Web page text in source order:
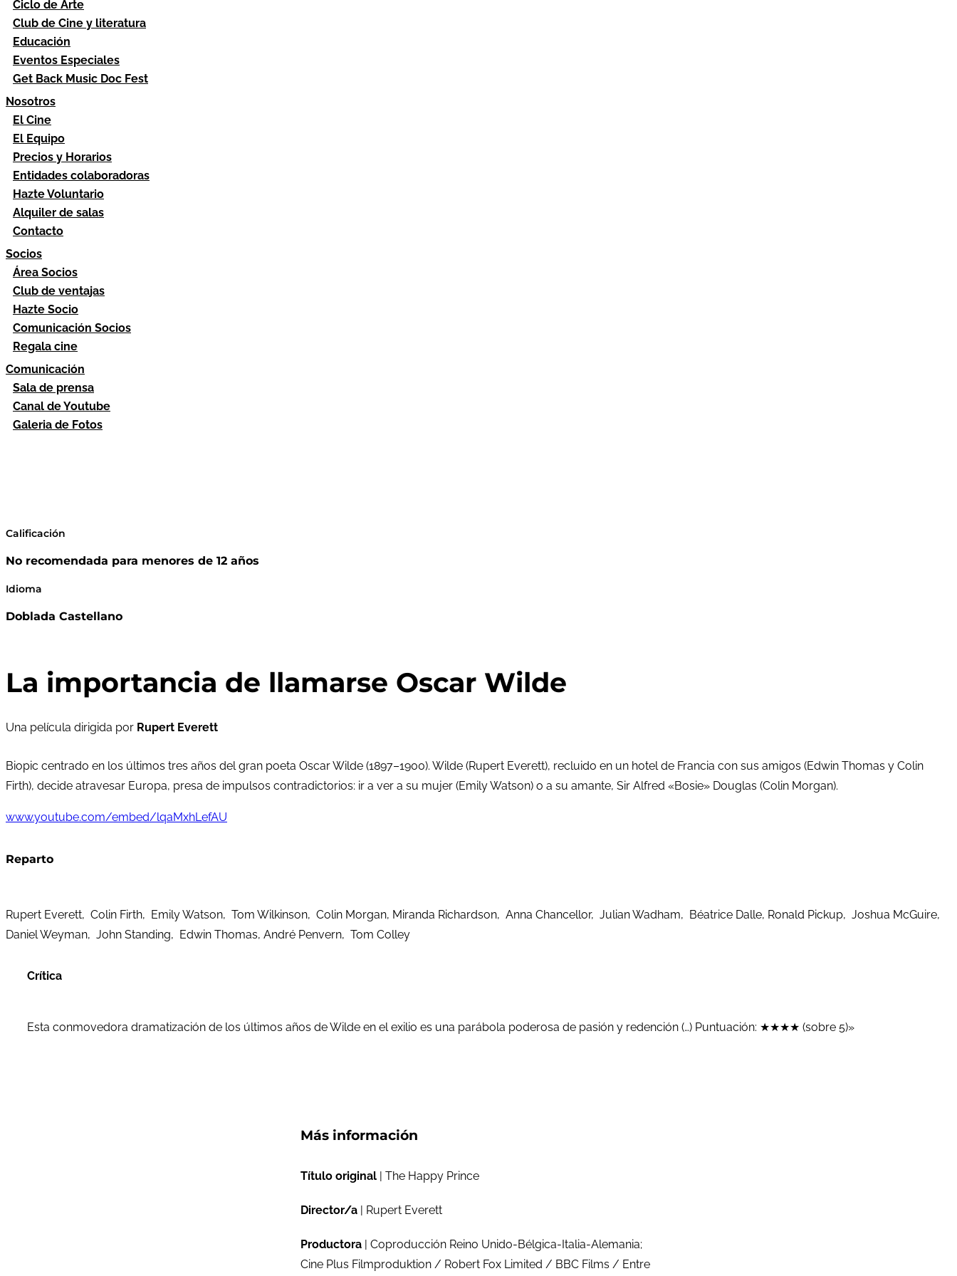
Ciclo de Arte
Club de Cine y literatura
Educación
Eventos Especiales
Get Back Music Doc Fest
Nosotros
El Cine
El Equipo
Precios y Horarios
Entidades colaboradoras
Hazte Voluntario
Alquiler de salas
Contacto
Socios
Área Socios
Club de ventajas
Hazte Socio
Comunicación Socios
Regala cine
Comunicación
Sala de prensa
Canal de Youtube
Galeria de Fotos
Calificación
No recomendada para menores de 12 años
Idioma
Doblada Castellano
La importancia de llamarse Oscar Wilde
Una película dirigida por Rupert Everett
Biopic centrado en los últimos tres años del gran poeta Oscar Wilde (1897–1900). Wilde (Rupert Everett), recluido en un hotel de Francia con sus amigos (Edwin Thomas y Colin
Firth), decide atravesar Europa, presa de impulsos contradictorios: ir a ver a su mujer (Emily Watson) o a su amante, Sir Alfred «Bosie» Douglas (Colin Morgan).
www.youtube.com/embed/lqaMxhLefAU
Reparto
Rupert Everett, Colin Firth, Emily Watson, Tom Wilkinson, Colin Morgan, Miranda Richardson, Anna Chancellor, Julian Wadham, Béatrice Dalle, Ronald Pickup, Joshua McGuire,
Daniel Weyman, John Standing, Edwin Thomas, André Penvern, Tom Colley
Crítica
Esta conmovedora dramatización de los últimos años de Wilde en el exilio es una parábola poderosa de pasión y redención (…) Puntuación: ★★★★ (sobre 5)»
Más información
Título original | The Happy Prince
Director/a | Rupert Everett
Productora | Coproducción Reino Unido-Bélgica-Italia-Alemania;
Cine Plus Filmproduktion / Robert Fox Limited / BBC Films / Entre